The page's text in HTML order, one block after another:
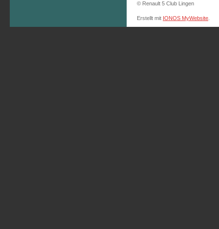
© Renault 5 Club Lingen
Erstellt mit IONOS MyWebsite